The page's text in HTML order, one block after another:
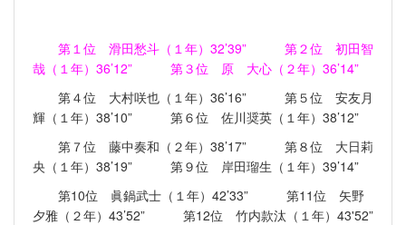
第１位 滑田愁斗（１年）32’39” 第２位 初田智
哉（１年）36’12” 第３位 原 大心（２年）36’14”
第４位 大村咲也（１年）36’16” 第５位 安友月
輝（１年）38’10” 第６位 佐川奨英（１年）38’12”
第７位 藤中奏和（２年）38’17” 第８位 大日莉
央（１年）38’19” 第９位 岸田瑠生（１年）39’14”
第10位 眞鍋武士（１年）42’33” 第11位 矢野
夕雅（２年）43’52” 第12位 竹内款汰（１年）43'52”